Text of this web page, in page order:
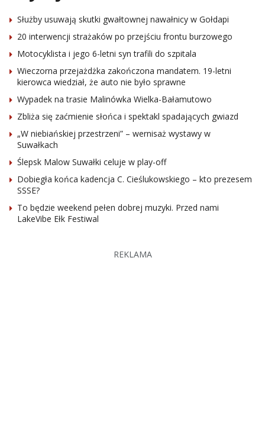
Służby usuwają skutki gwałtownej nawałnicy w Gołdapi
20 interwencji strażaków po przejściu frontu burzowego
Motocyklista i jego 6-letni syn trafili do szpitala
Wieczorna przejażdżka zakończona mandatem. 19-letni
kierowca wiedział, że auto nie było sprawne
Wypadek na trasie Malinówka Wielka-Bałamutowo
Zbliża się zaćmienie słońca i spektakl spadających gwiazd
„W niebiańskiej przestrzeni” – wernisaż wystawy w
Suwałkach
Ślepsk Malow Suwałki celuje w play-off
Dobiegła końca kadencja C. Cieślukowskiego – kto prezesem
SSSE?
To będzie weekend pełen dobrej muzyki. Przed nami
LakeVibe Ełk Festiwal
REKLAMA